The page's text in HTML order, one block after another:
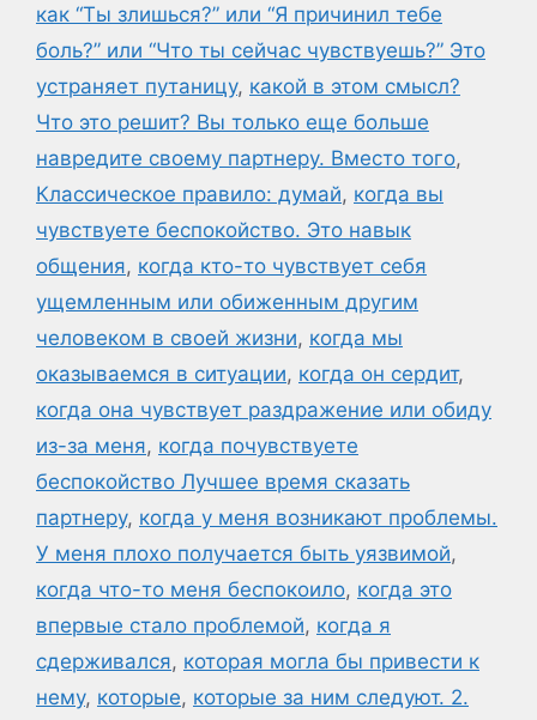
как “Ты злишься?” или “Я причинил тебе
боль?” или “Что ты сейчас чувствуешь?” Это
устраняет путаницу, какой в этом смысл?
Что это решит? Вы только еще больше
навредите своему партнеру. Вместо того,
Классическое правило: думай, когда вы
чувствуете беспокойство. Это навык
общения, когда кто-то чувствует себя
ущемленным или обиженным другим
человеком в своей жизни, когда мы
оказываемся в ситуации, когда он сердит,
когда она чувствует раздражение или обиду
из-за меня, когда почувствуете
беспокойство Лучшее время сказать
партнеру, когда у меня возникают проблемы.
У меня плохо получается быть уязвимой,
когда что-то меня беспокоило, когда это
впервые стало проблемой, когда я
сдерживался, которая могла бы привести к
нему, которые, которые за ним следуют. 2.